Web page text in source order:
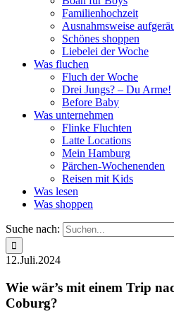
Familienhochzeit
Ausnahmsweise
Schönes shoppen
Liebelei der Woche
Was fluchen
Fluch der Woche
Drei Jungs? – Du Arme!
Before Baby
Was unternehmen
Flinke Fluchten
Latte Locations
Mein Hamburg
Pärchen-Wochenenden
Reisen mit Kids
Was lesen
Was shoppen
Suche nach:
12.Juli.2024
Wie wär’s mit einem Trip
Coburg?